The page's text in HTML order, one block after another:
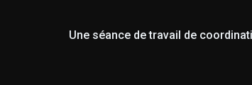
Une séance de travail de